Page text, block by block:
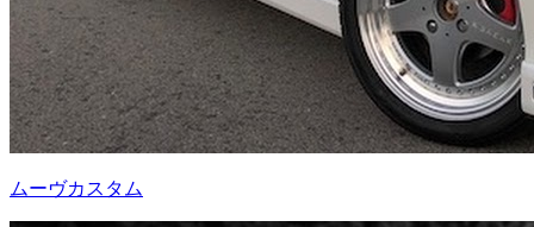
ムーヴカスタム